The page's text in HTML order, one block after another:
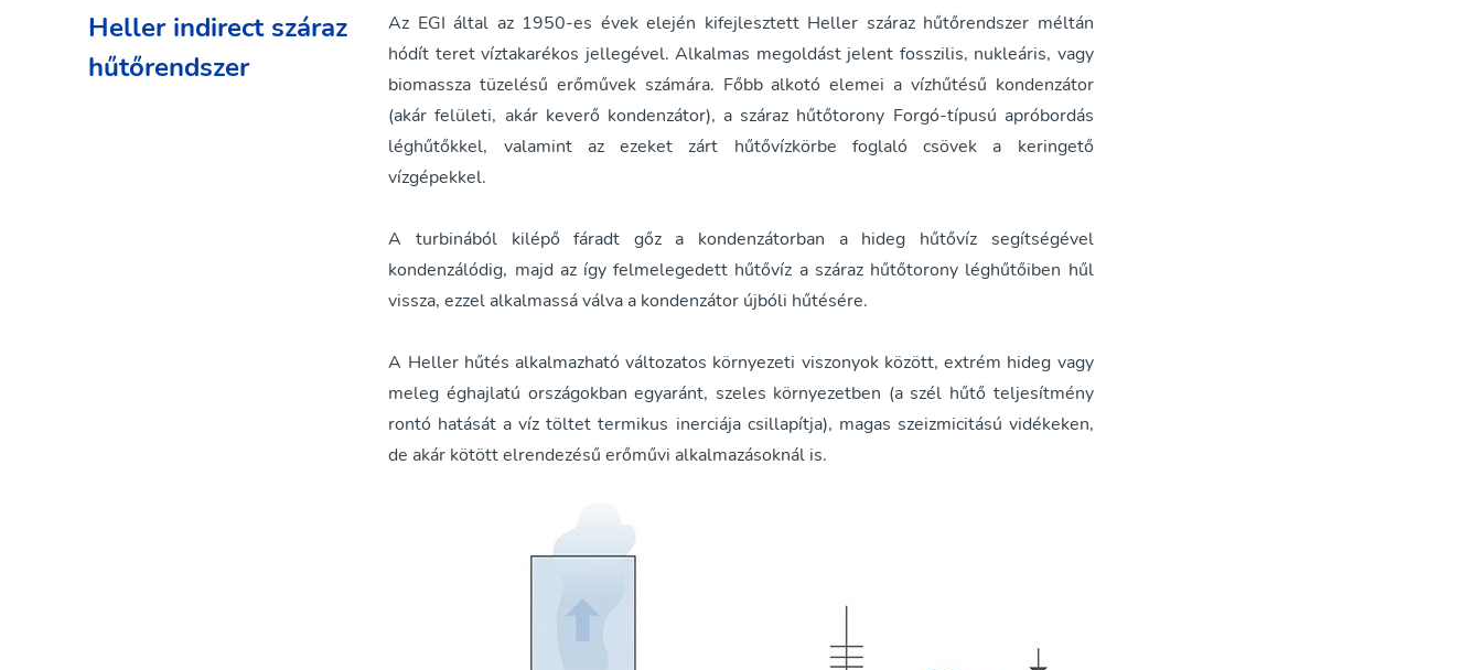
Heller indirect száraz
hűtőrendszer
Az EGI által az 1950-es évek elején kifejlesztett Heller száraz hűtőrendszer méltán
hódít teret víztakarékos jellegével. Alkalmas megoldást jelent fosszilis, nukleáris, vagy
biomassza tüzelésű erőművek számára. Főbb alkotó elemei a vízhűtésű kondenzátor
(akár felületi, akár keverő kondenzátor), a száraz hűtőtorony Forgó-típusú apróbordás
léghűtőkkel, valamint az ezeket zárt hűtővízkörbe foglaló csövek a keringető
vízgépekkel.
A turbinából kilépő fáradt gőz a kondenzátorban a hideg hűtővíz segítségével
kondenzálódig, majd az így felmelegedett hűtővíz a száraz hűtőtorony léghűtőiben hűl
vissza, ezzel alkalmassá válva a kondenzátor újbóli hűtésére.
A Heller hűtés alkalmazható változatos környezeti viszonyok között, extrém hideg vagy
meleg éghajlatú országokban egyaránt, szeles környezetben (a szél hűtő teljesítmény
rontó hatását a víz töltet termikus inerciája csillapítja), magas szeizmicitású vidékeken,
de akár kötött elrendezésű erőművi alkalmazásoknál is.